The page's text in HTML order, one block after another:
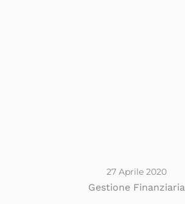
27 Aprile 2020
Gestione Finanziaria